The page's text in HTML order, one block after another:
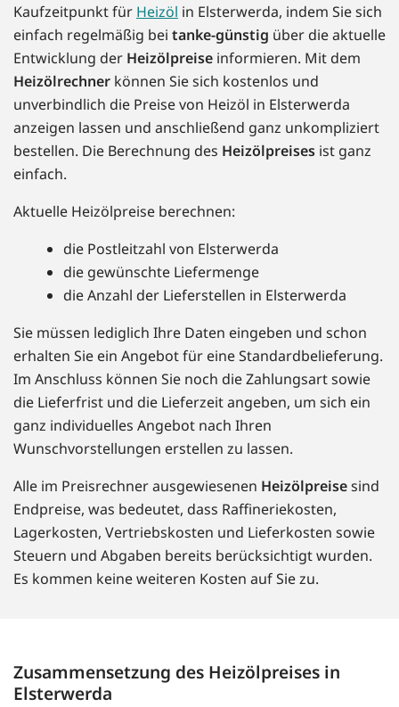
Kaufzeitpunkt für Heizöl in Elsterwerda, indem Sie sich
einfach regelmäßig bei tanke-günstig über die aktuelle
Entwicklung der Heizölpreise informieren. Mit dem
Heizölrechner können Sie sich kostenlos und
unverbindlich die Preise von Heizöl in Elsterwerda
anzeigen lassen und anschließend ganz unkompliziert
bestellen. Die Berechnung des Heizölpreises ist ganz
einfach.
Aktuelle Heizölpreise berechnen:
die Postleitzahl von Elsterwerda
die gewünschte Liefermenge
die Anzahl der Lieferstellen in Elsterwerda
Sie müssen lediglich Ihre Daten eingeben und schon
erhalten Sie ein Angebot für eine Standardbelieferung.
Im Anschluss können Sie noch die Zahlungsart sowie
die Lieferfrist und die Lieferzeit angeben, um sich ein
ganz individuelles Angebot nach Ihren
Wunschvorstellungen erstellen zu lassen.
Alle im Preisrechner ausgewiesenen Heizölpreisesind
Endpreise, was bedeutet, dass Raffineriekosten,
Lagerkosten, Vertriebskosten und Lieferkosten sowie
Steuern und Abgaben bereits berücksichtigt wurden.
Es kommen keine weiteren Kosten auf Sie zu.
Zusammensetzung des Heizölpreises in
Elsterwerda